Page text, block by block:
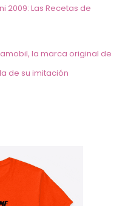
2009: Las Recetas de
la marca original de
de su imitación